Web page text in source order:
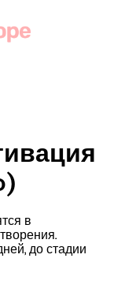
в
до стадии